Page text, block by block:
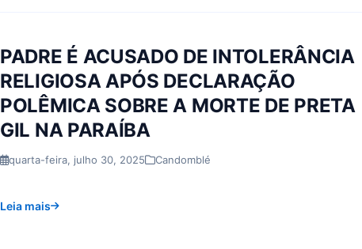
PADRE É ACUSADO DE INTOLERÂNCIA
RELIGIOSA APÓS DECLARAÇÃO
POLÊMICA SOBRE A MORTE DE PRETA
GIL NA PARAÍBA
quarta-feira, julho 30, 2025 Candomblé
Leia mais